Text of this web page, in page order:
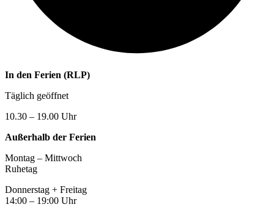
In den Ferien (RLP)
Täglich geöffnet
10.30 – 19.00 Uhr
Außerhalb der Ferien
Montag – Mittwoch
Ruhetag
Donnerstag + Freitag
14:00 – 19:00 Uhr